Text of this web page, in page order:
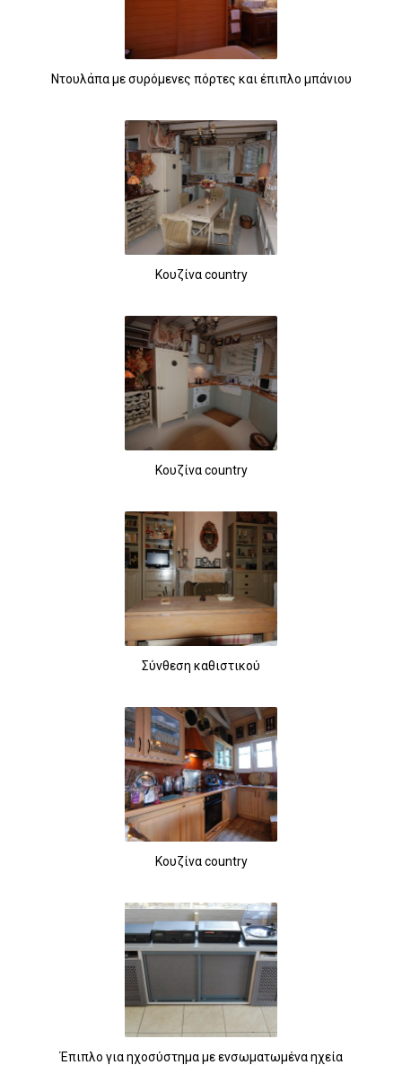
Ντουλάπα με συρόμενες πόρτες και έπιπλο μπάνιου
Κουζίνα country
Κουζίνα country
Σύνθεση καθιστικού
Κουζίνα country
Έπιπλο για ηχοσύστημα με ενσωματωμένα ηχεία